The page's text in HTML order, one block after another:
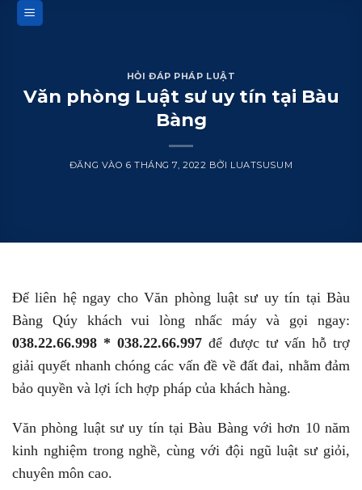
qua
HỎI ĐÁP PHÁP LUẬT
Văn phòng Luật sư uy tín tại Bàu
Bàng
ĐĂNG VÀO 6 THÁNG 7, 2022 BỞI LUATSUSUM
Để liên hệ ngay cho Văn phòng luật sư uy tín tại Bàu
Bàng Qúy khách vui lòng nhấc máy và gọi ngay:
038.22.66.998 * 038.22.66.997 để được tư vấn hỗ trợ
giải quyết nhanh chóng các vấn đề về đất đai, nhằm đảm
bảo quyền và lợi ích hợp pháp của khách hàng.
Văn phòng luật sư uy tín tại Bàu Bàng với hơn 10 năm
kinh nghiệm trong nghề, cùng với đội ngũ luật sư giỏi,
chuyên môn cao.